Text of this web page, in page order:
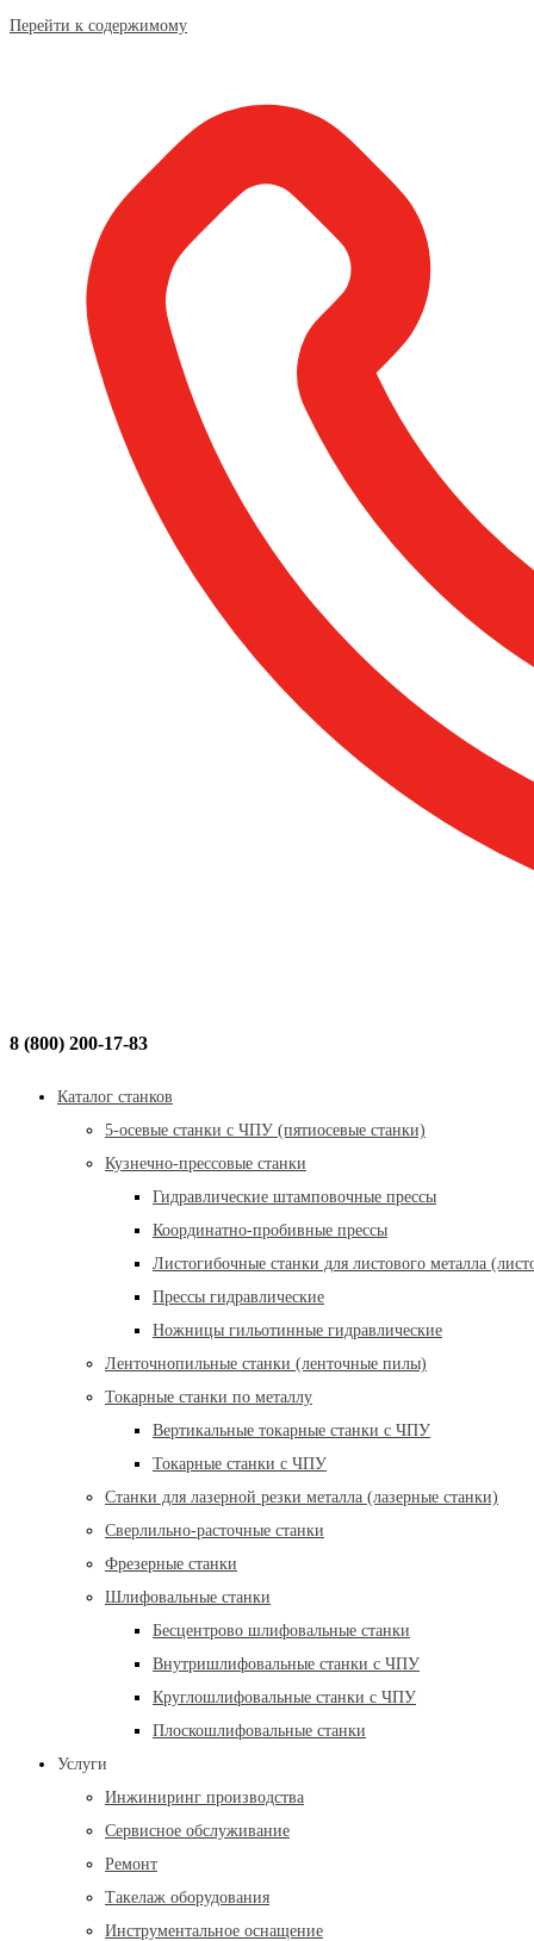
Перейти к содержимому
8 (800) 200-17-83
Каталог станков
5-осевые станки с ЧПУ (пятиосевые станки)
Кузнечно-прессовые станки
Гидравлические штамповочные прессы
Координатно-пробивные прессы
Листогибочные станки для листового металла
Прессы гидравлические
Ножницы гильотинные гидравлические
Ленточнопильные станки (ленточные пилы)
Токарные станки по металлу
Вертикальные токарные станки с ЧПУ
Токарные станки с ЧПУ
Станки для лазерной резки металла (лазерные станки)
Сверлильно-расточные станки
Фрезерные станки
Шлифовальные станки
Бесцентрово шлифовальные станки
Внутришлифовальные станки с ЧПУ
Круглошлифовальные станки с ЧПУ
Плоскошлифовальные станки
Услуги
Инжиниринг производства
Сервисное обслуживание
Ремонт
Такелаж оборудования
Инструментальное оснащение